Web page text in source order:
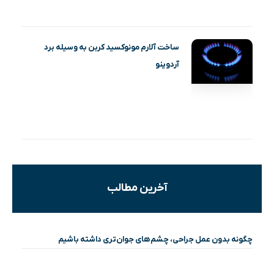
ساخت آلارم مونوکسید کربن به وسیله برد
آردوینو
آخرین مطالب
چگونه بدون عمل جراحی، چشم‌های جوان‌تری داشته باشیم